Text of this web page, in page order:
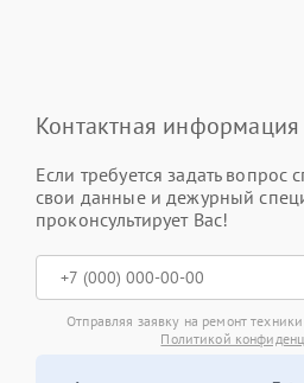
Контактная информация
Если требуется задать вопрос
свои данные и дежурный
проконсультирует Вас!
Отправляя заявку на ремонт
Политикой